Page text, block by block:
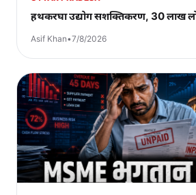
हथकरघा उद्योग सशक्तिकरण, 30 लाख
Asif Khan•7/8/2026